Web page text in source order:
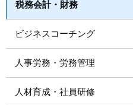
税務会計・財務
ビジネスコーチング
人事労務・労務管理
人材育成・社員研修